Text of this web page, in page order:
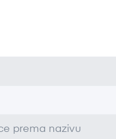
prema nazivu